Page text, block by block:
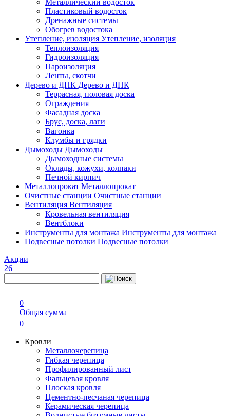
Металлический водосток
Пластиковый водосток
Дренажные системы
Обогрев водостока
Утепление, изоляция Утепление, изоляция
Теплоизоляция
Гидроизоляция
Пароизоляция
Ленты, скотчи
Дерево и ДПК Дерево и ДПК
Террасная, половая доска
Ограждения
Фасадная доска
Брус, доска, лаги
Вагонка
Клумбы и грядки
Дымоходы Дымоходы
Дымоходные системы
Оклады, кожухи, колпаки
Печной кирпич
Металлопрокат Металлопрокат
Очистные станции Очистные станции
Вентиляция Вентиляция
Кровельная вентиляция
Вентблоки
Инструменты для монтажа Инструменты для монтажа
Подвесные потолки Подвесные потолки
Акции
26
0
Общая сумма
0
Кровли
Металлочерепица
Гибкая черепица
Профилированный лист
Фальцевая кровля
Плоская кровля
Цементно-песчаная черепица
Керамическая черепица